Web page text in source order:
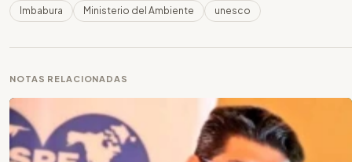
Imbabura Ministerio del Ambiente unesco
NOTAS RELACIONADAS